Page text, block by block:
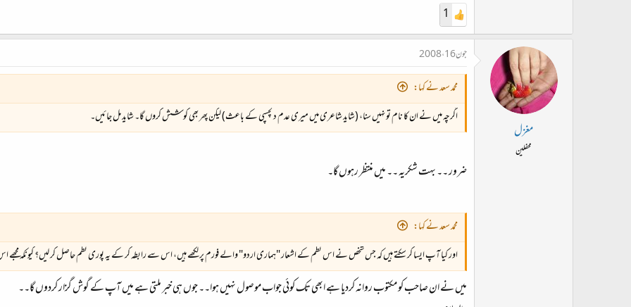
1
مغزل
محفلین
جون 16، 2008
محمد سعد نے کہا:
اگرچہ میں نے ان کا نام تو نہیں سنا، (شاید شاعری میں میری عدم دلچسپی کے باعث) لیکن پھر بھی کوشش کروں گا۔ شاید مل جائیں۔
ضرور ۔۔ بہت شکریہ ۔۔ میں منتظر رہوں گا۔
محمد سعد نے کہا:
اور کیا آپ ایسا کر سکتے ہیں کہ جس شخص نے اس نظم کے اشعار "ہماری اردو" والے فورم پر لکھے ہیں، اس سے رابطہ کر کے یہ پوری نظم حاصل کر لیں؟ کیونکہ
میں نے ان صاحب کو مکتوب روانہ کردیا ہے ابھی تک کوئی جواب موصول نہیں ہوا۔۔ جوں ہی خبر ملتی ہے میں آپ کے گوش گزار کردوں گا۔۔